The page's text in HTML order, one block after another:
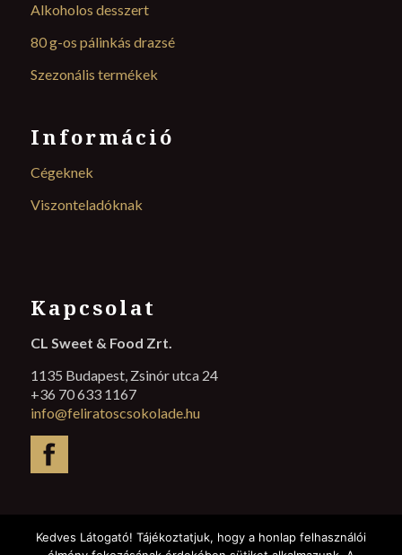
Alkoholos desszert
80 g-os pálinkás drazsé
Szezonális termékek
Információ
Cégeknek
Viszonteladóknak
Kapcsolat
CL Sweet & Food Zrt.
1135 Budapest, Zsinór utca 24
+36 70 633 1167
info@feliratoscsokolade.hu
Kedves Látogató! Tájékoztatjuk, hogy a honlap felhasználói